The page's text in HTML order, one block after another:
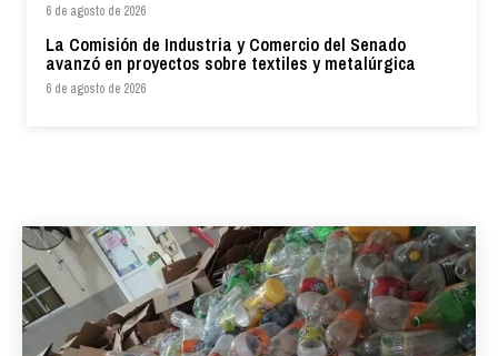
6 de agosto de 2026
La Comisión de Industria y Comercio del Senado
avanzó en proyectos sobre textiles y metalúrgica
6 de agosto de 2026